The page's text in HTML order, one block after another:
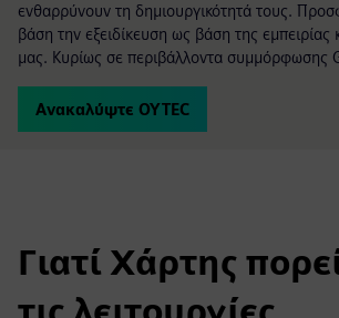
ενθαρρύνουν τη δημιουργικότητά τους.
βάση την εξειδίκευση ως βάση της
μας. Κυρίως σε περιβάλλοντα συμμόρφωσης
Ανακαλύψτε OYTEC
Γιατί Χάρτης